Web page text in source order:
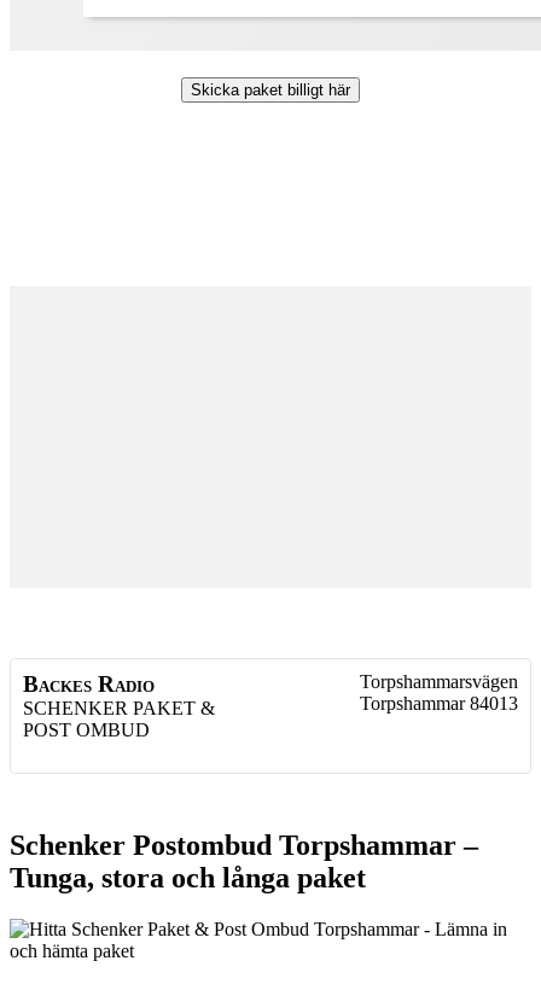
Skicka paket billigt här
Backes Radio
SCHENKER PAKET &
POST OMBUD
Torpshammarsvägen
Torpshammar 84013
Schenker Postombud Torpshammar –
Tunga, stora och långa paket